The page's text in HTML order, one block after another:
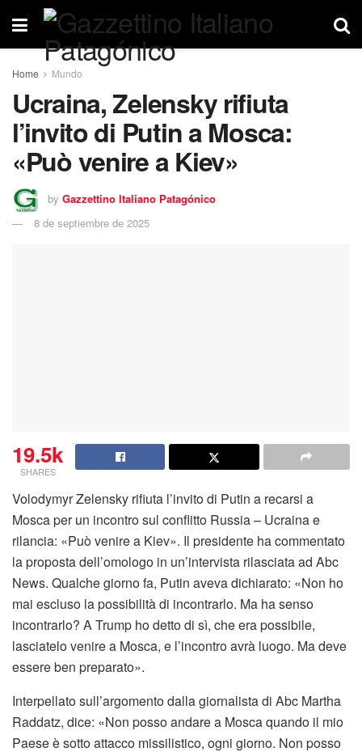
Home Mundo
Ucraina, Zelensky rifiuta
l’invito di Putin a Mosca:
«Può venire a Kiev»
by Gazzettino Italiano Patagónico
8 de septiembre de 2025
19.5k
SHARES
Volodymyr Zelensky rifiuta l’invito di Putin a recarsi a
Mosca per un incontro sul conflitto Russia – Ucraina e
rilancia: «Può venire a Kiev». Il presidente ha commentato
la proposta dell’omologo in un’intervista rilasciata ad Abc
News. Qualche giorno fa, Putin aveva dichiarato: «Non ho
mai escluso la possibilità di incontrarlo. Ma ha senso
incontrarlo? A Trump ho detto di sì, che era possibile,
lasciatelo venire a Mosca, e l’incontro avrà luogo. Ma deve
essere ben preparato».
Interpellato sull’argomento dalla giornalista di Abc Martha
Raddatz, dice: «Non posso andare a Mosca quando il mio
Paese è sotto attacco missilistico, ogni giorno. Non posso